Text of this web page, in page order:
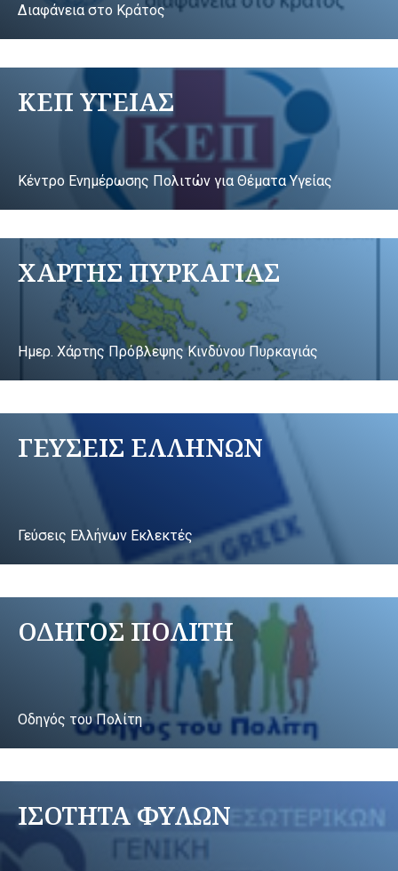
Διαφάνεια στο Κράτος
ΚΕΠ ΥΓΕΙΑΣ
Κέντρο Ενημέρωσης Πολιτών για Θέματα Υγείας
ΧΑΡΤΗΣ ΠΥΡΚΑΓΙΑΣ
Ημερ. Χάρτης Πρόβλεψης Κινδύνου Πυρκαγιάς
ΓΕΥΣΕΙΣ ΕΛΛΗΝΩΝ
Γεύσεις Ελλήνων Εκλεκτές
ΟΔΗΓΟΣ ΠΟΛΙΤΗ
Οδηγός του Πολίτη
ΙΣΟΤΗΤΑ ΦΥΛΩΝ